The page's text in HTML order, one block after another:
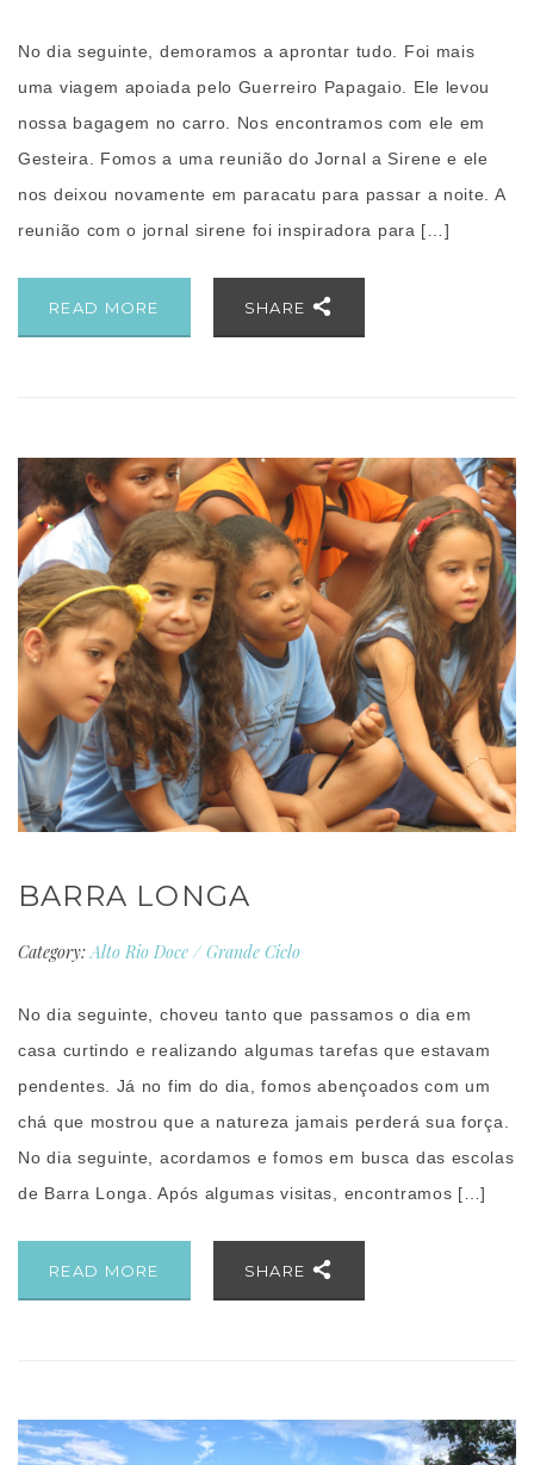
No dia seguinte, demoramos a aprontar tudo. Foi mais
uma viagem apoiada pelo Guerreiro Papagaio. Ele levou
nossa bagagem no carro. Nos encontramos com ele em
Gesteira. Fomos a uma reunião do Jornal a Sirene e ele
nos deixou novamente em paracatu para passar a noite. A
reunião com o jornal sirene foi inspiradora para […]
READ MORE SHARE
BARRA LONGA
Category: Alto Rio Doce /Grande Ciclo
No dia seguinte, choveu tanto que passamos o dia em
casa curtindo e realizando algumas tarefas que estavam
pendentes. Já no fim do dia, fomos abençoados com um
chá que mostrou que a natureza jamais perderá sua força.
No dia seguinte, acordamos e fomos em busca das escolas
de Barra Longa. Após algumas visitas, encontramos […]
READ MORE SHARE